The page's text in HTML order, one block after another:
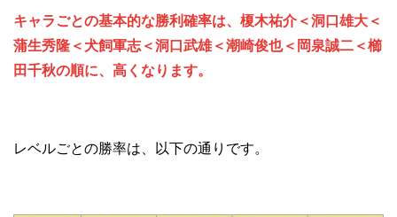
キャラごとの基本的な勝利確率は、榎木祐介＜洞口雄大＜
蒲生秀隆＜犬飼軍志＜洞口武雄＜潮崎俊也＜岡泉誠二＜櫛
田千秋の順に、高くなります。
レベルごとの勝率は、以下の通りです。